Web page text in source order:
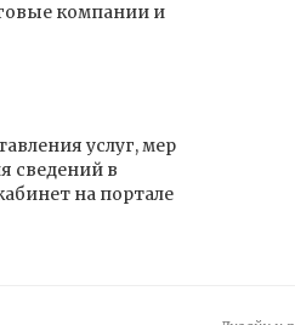
компании и
услуг, мер
сведений в
на портале